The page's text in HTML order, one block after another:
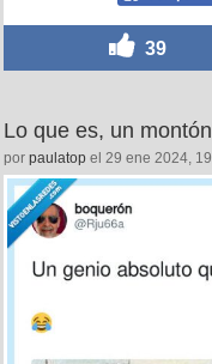
39
Lo que es, un
por paulatop el 29 ene 2024,